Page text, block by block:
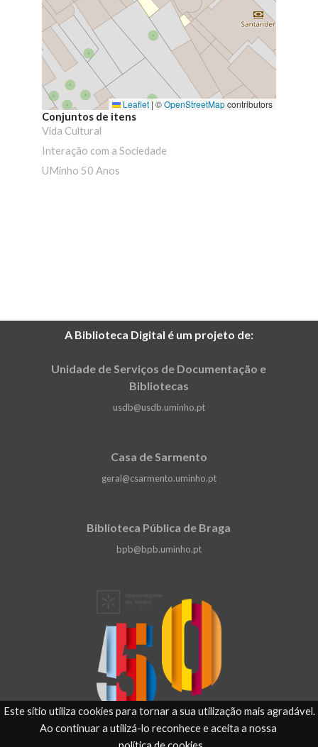
Este sítio utiliza cookies para tornar a sua utilização mais agradável.
Ao continuar a utilizá-lo reconhece e aceita a nossa
Leaflet | ©OpenStreetMapcontributors
Conjuntos de itens
Vida Cultural
Interação com a Sociedade
UMinho 50 Anos
A Biblioteca Digital é um projeto de:
Unidade de Serviços de Documentação e
Bibliotecas
usdb@usdb.uminho.pt
Casa de Sarmento
geral@csarmento.uminho.pt
Biblioteca Pública de Braga
bpb@bpb.uminho.pt